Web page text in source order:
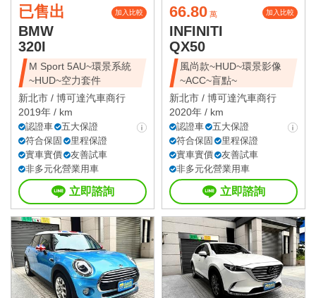
已售出 加入比較
BMW
320I
M Sport 5AU~環景系統
~HUD~空力套件
新北市 / 博可達汽車商行
2019年 / km
認證車
五大保證
符合保固
里程保證
實車實價
友善試車
非多元化營業用車
立即諮詢
66.80 萬 加入比較
INFINITI
QX50
風尚款~HUD~環景影像
~ACC~盲點~
新北市 / 博可達汽車商行
2020年 / km
認證車
五大保證
符合保固
里程保證
實車實價
友善試車
非多元化營業用車
立即諮詢